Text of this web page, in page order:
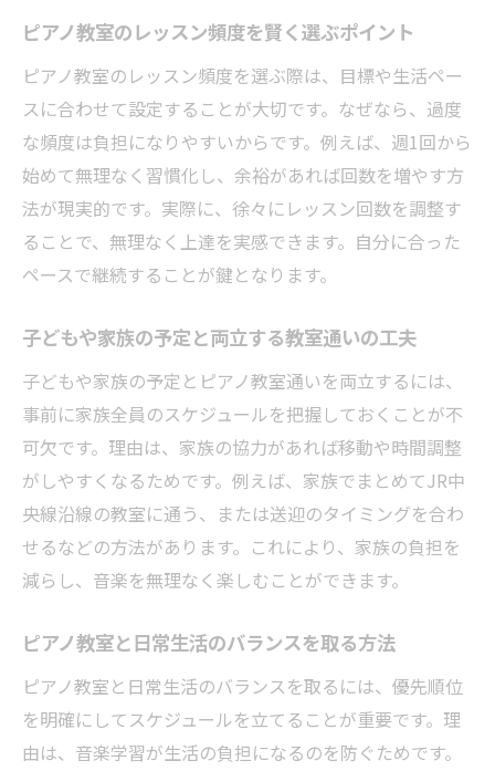
ピアノ教室のレッスン頻度を賢く選ぶポイント
ピアノ教室のレッスン頻度を選ぶ際は、目標や生活ペー
スに合わせて設定することが大切です。なぜなら、過度
な頻度は負担になりやすいからです。例えば、週1回から
始めて無理なく習慣化し、余裕があれば回数を増やす方
法が現実的です。実際に、徐々にレッスン回数を調整す
ることで、無理なく上達を実感できます。自分に合った
ペースで継続することが鍵となります。
子どもや家族の予定と両立する教室通いの工夫
子どもや家族の予定とピアノ教室通いを両立するには、
事前に家族全員のスケジュールを把握しておくことが不
可欠です。理由は、家族の協力があれば移動や時間調整
がしやすくなるためです。例えば、家族でまとめてJR中
央線沿線の教室に通う、または送迎のタイミングを合わ
せるなどの方法があります。これにより、家族の負担を
減らし、音楽を無理なく楽しむことができます。
ピアノ教室と日常生活のバランスを取る方法
ピアノ教室と日常生活のバランスを取るには、優先順位
を明確にしてスケジュールを立てることが重要です。理
由は、音楽学習が生活の負担になるのを防ぐためです。